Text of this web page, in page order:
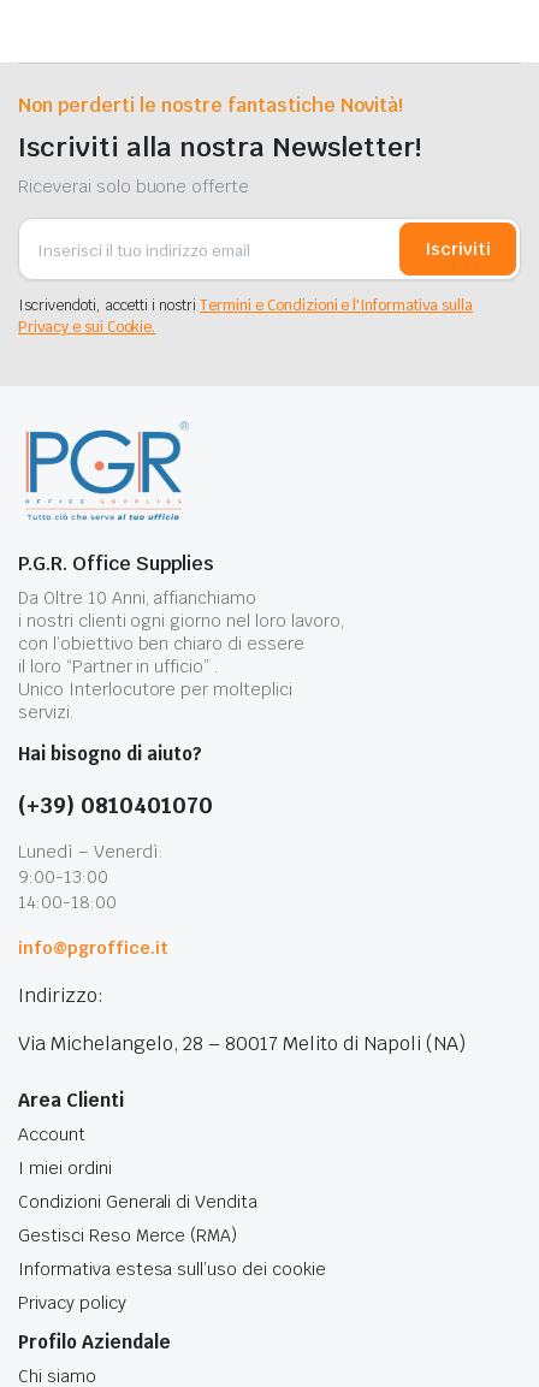
Non perderti le nostre fantastiche Novità!
Iscriviti alla nostra Newsletter!
Riceverai solo buone offerte
Iscriviti
Iscrivendoti, accetti i nostriTermini e Condizioni e l'Informativa sulla
Privacy e sui Cookie.
P.G.R. Office Supplies
Da Oltre 10 Anni, affianchiamo
i nostri clienti ogni giorno nel loro lavoro,
con l’obiettivo ben chiaro di essere
il loro “Partner in ufficio” .
Unico Interlocutore per molteplici
servizi.
Hai bisogno di aiuto?
(+39) 0810401070
Lunedì – Venerdì:
9:00-13:00
14:00-18:00
info@pgroffice.it
Indirizzo:
Via Michelangelo, 28 – 80017 Melito di Napoli (NA)
Area Clienti
Account
I miei ordini
Condizioni Generali di Vendita
Gestisci Reso Merce (RMA)
Informativa estesa sull’uso dei cookie
Privacy policy
Profilo Aziendale
Chi siamo